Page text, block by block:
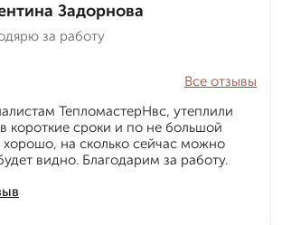
Задорнова
за работу
Все отзывы
ТепломастерНвс, утеплили
короткие сроки и по не большой
хорошо, на сколько сейчас можно
видно. Благодарим за работу.